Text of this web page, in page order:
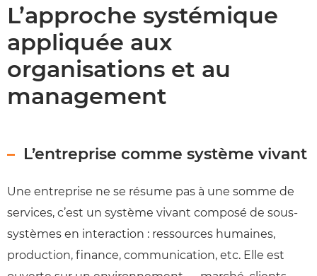
L’approche systémique
appliquée aux
organisations et au
management
L’entreprise comme système vivant
Une entreprise ne se résume pas à une somme de
services, c’est un système vivant composé de sous-
systèmes en interaction : ressources humaines,
production, finance, communication, etc. Elle est